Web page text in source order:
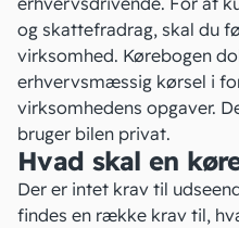
og skattefradrag, skal du
virksomhed. Kørebogen
erhvervsmæssig kørsel i
virksomhedens opgaver.
bruger bilen privat.
Hvad skal en
Der er intet krav til
findes en række krav til,